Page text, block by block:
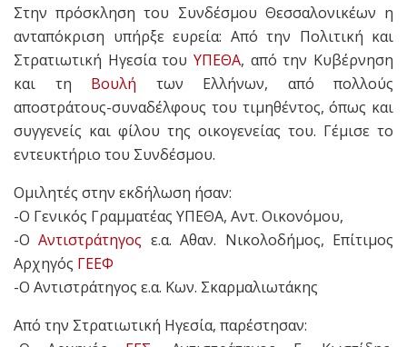
Στην πρόσκληση του Συνδέσμου Θεσσαλονικέων η
ανταπόκριση υπήρξε ευρεία: Από την Πολιτική και
Στρατιωτική Ηγεσία του ΥΠΕΘΑ, από την Κυβέρνηση
και τη Βουλή των Ελλήνων, από πολλούς
αποστράτους-συναδέλφους του τιμηθέντος, όπως και
συγγενείς και φίλου της οικογενείας του. Γέμισε το
εντευκτήριο του Συνδέσμου.
Ομιλητές στην εκδήλωση ήσαν:
-Ο Γενικός Γραμματέας ΥΠΕΘΑ, Αντ. Οικονόμου,
-ΟΑντιστράτηγος ε.α. Αθαν. Νικολοδήμος, Επίτιμος
Αρχηγός ΓΕΕΦ
-Ο Αντιστράτηγος ε.α. Κων. Σκαρμαλιωτάκης
Από την Στρατιωτική Ηγεσία, παρέστησαν: